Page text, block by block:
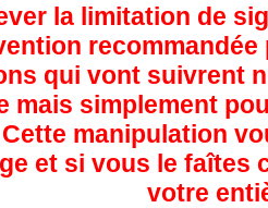
la limitation de
qui vont suivrent
mais simplement
manipulation
et si vous le faîtes
votre